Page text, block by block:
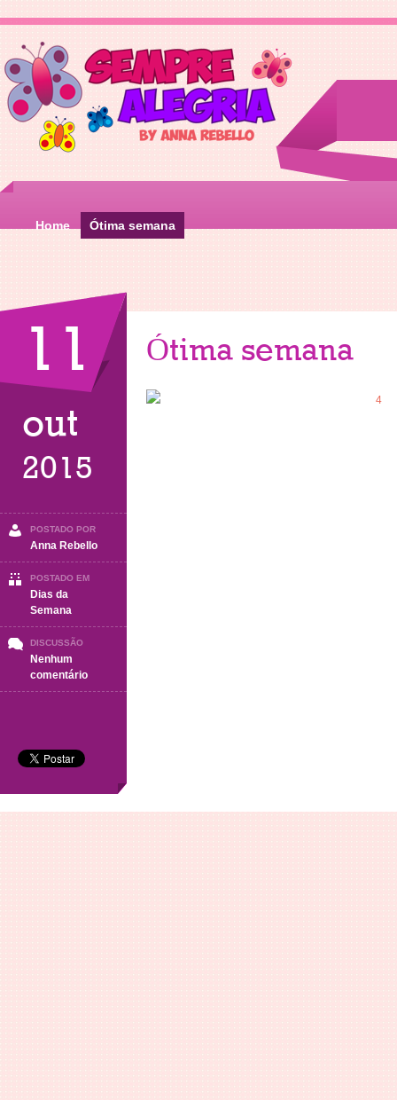
Home Ótima semana
11
out
2015
POSTADO POR
Anna Rebello
POSTADO EM
Dias da
Semana
DISCUSSÃO
Nenhum
comentárioem
Ótima
Ótima semana